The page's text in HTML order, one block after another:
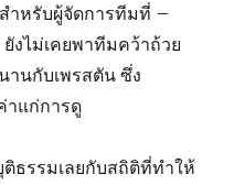
ำหรับผู้จัดการทีมที่ –
งไม่เคยพาทีมคว้าถ้วย
านกับเพรสตัน ซึ่ง
าแก่การดู
ธรรมเลยกับสถิติที่ทำให้